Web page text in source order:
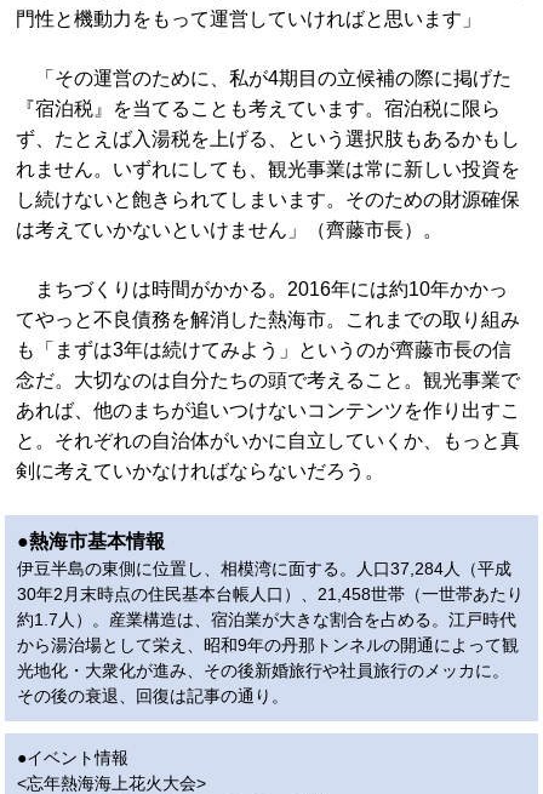
門性と機動力をもって運営していければと思います」
「その運営のために、私が4期目の立候補の際に掲げた
『宿泊税』を当てることも考えています。宿泊税に限ら
ず、たとえば入湯税を上げる、という選択肢もあるかもし
れません。いずれにしても、観光事業は常に新しい投資を
し続けないと飽きられてしまいます。そのための財源確保
は考えていかないといけません」（齊藤市長）。
まちづくりは時間がかかる。2016年には約10年かかっ
てやっと不良債務を解消した熱海市。これまでの取り組み
も「まずは3年は続けてみよう」というのが齊藤市長の信
念だ。大切なのは自分たちの頭で考えること。観光事業で
あれば、他のまちが追いつけないコンテンツを作り出すこ
と。それぞれの自治体がいかに自立していくか、もっと真
剣に考えていかなければならないだろう。
●熱海市基本情報
伊豆半島の東側に位置し、相模湾に面する。人口37,284人（平成
30年2月末時点の住民基本台帳人口）、21,458世帯（一世帯あたり
約1.7人）。産業構造は、宿泊業が大きな割合を占める。江戸時代
から湯治場として栄え、昭和9年の丹那トンネルの開通によって観
光地化・大衆化が進み、その後新婚旅行や社員旅行のメッカに。
その後の衰退、回復は記事の通り。
●イベント情報
<忘年熱海海上花火大会>